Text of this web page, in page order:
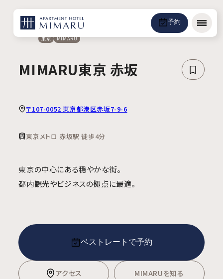
メニュ
予約
MIMARU東京 赤坂
東京 MIMARU
〒107-0052 東京都港区赤坂7-9-6
東京メトロ 赤坂駅 徒歩4分
東京の中心にある穏やかな街。
都内観光やビジネスの拠点に最適。
ベストレートで予約
アクセス MIMARUを知る